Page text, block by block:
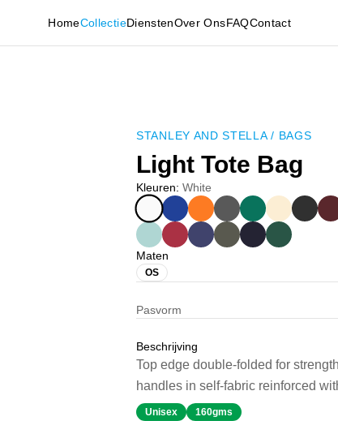
HomeCollectieDienstenOver OnsFAQContact
STANLEY AND STELLA/ BAGS
Light Tote Bag
Kleuren: White
Maten
OS
Pasvorm
Beschrijving
Top edge double-folded for
handles in self-fabric reinforced
Unisex 160gms